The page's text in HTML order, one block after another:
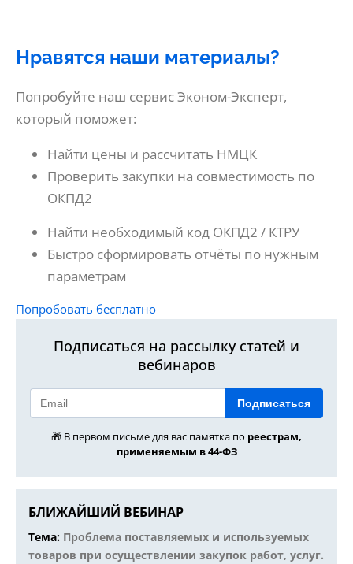
Нравятся наши материалы?
Попробуйте наш сервис Эконом-Эксперт,
который поможет:
Найти цены и рассчитать НМЦК
Проверить закупки на совместимость по
ОКПД2
Найти необходимый код ОКПД2 / КТРУ
Быстро сформировать отчёты по нужным
параметрам
Попробовать бесплатно
Подписаться на рассылку статей и
вебинаров
Подписаться
🎁 В первом письме для вас памятка по реестрам,
применяемым в 44-ФЗ
БЛИЖАЙШИЙ ВЕБИНАР
Тема: Проблема поставляемых и используемых
товаров при осуществлении закупок работ, услуг.